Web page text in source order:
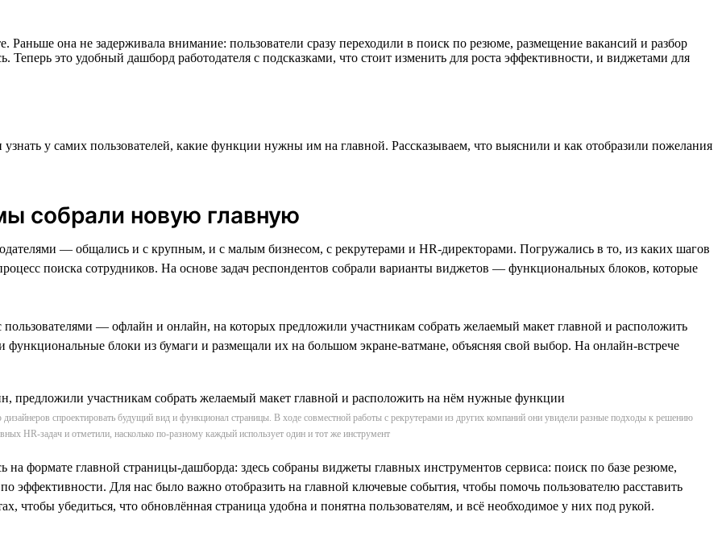
Раньше она не задерживала внимание: пользователи сразу переходили в поиск по резюме, размещение вакансий и разбор
Теперь это удобный дашборд работодателя с подсказками, что стоит изменить для роста эффективности, и виджетами для
у самих пользователей, какие функции нужны им на главной. Рассказываем, что выяснили и как отобразили пожелания
собрали новую главную
— общались и с крупным, и с малым бизнесом, с рекрутерами и HR-директорами. Погружались в то, из каких шагов
поиска сотрудников. На основе задач респондентов собрали варианты виджетов — функциональных блоков, которые
— офлайн и онлайн, на которых предложили участникам собрать желаемый макет главной и расположить
блоки из бумаги и размещали их на большом экране-ватмане, объясняя свой выбор. На онлайн-встрече
спроектировать будущий вид и функционал страницы. В ходе совместной работы с рекрутерами из других компаний они увидели разные подходы к решению
HR-задач и отметили, насколько по-разному каждый использует один и тот же инструмент
на формате главной страницы-дашборда: здесь собраны виджеты главных инструментов сервиса: поиск по базе резюме,
эффективности. Для нас было важно отобразить на главной ключевые события, чтобы помочь пользователю расставить
чтобы убедиться, что обновлённая страница удобна и понятна пользователям, и всё необходимое у них под рукой.